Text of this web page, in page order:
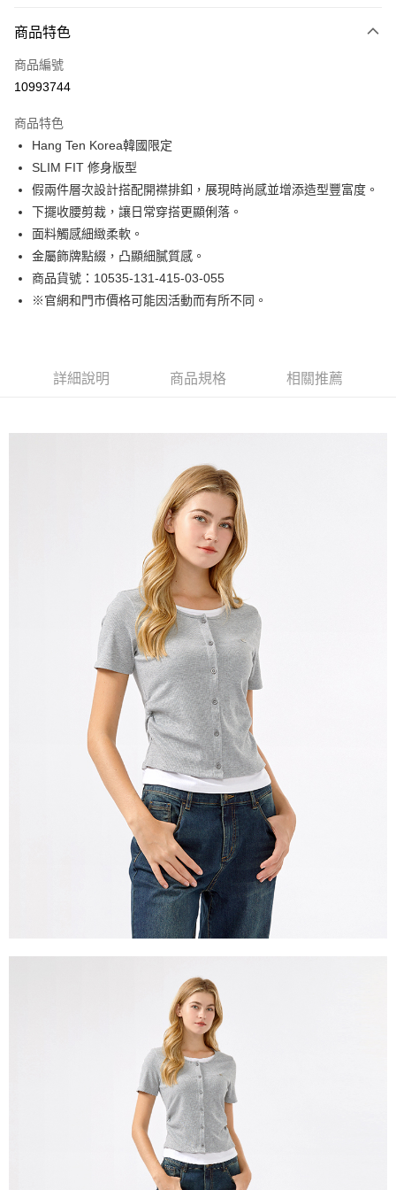
信用卡一次付款
LINE Pay
街口支付
悠遊付
Google Pay
貨到付款
運送方式
付款後7-11取貨
每筆NT$130，滿NT$1,000(含以上)免運費
商品特色
商品編號
10993744
商品特色
Hang Ten Korea韓國限定
SLIM FIT 修身版型
假兩件層次設計搭配開襟排釦，展現時尚感並增添造型豐富度。
下擺收腰剪裁，讓日常穿搭更顯俐落。
面料觸感細緻柔軟。
金屬飾牌點綴，凸顯細膩質感。
商品貨號：10535-131-415-03-055
※官網和門市價格可能因活動而有所不同。
詳細說明 商品規格 相關推薦